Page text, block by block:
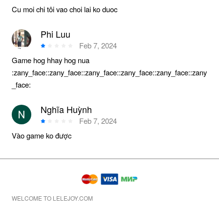
Cu moi chi tôi vao choi lai ko duoc
Phi Luu
Feb 7, 2024
Game hog hhay hog nua
:zany_face::zany_face::zany_face::zany_face::zany_face::zany
_face:
Nghĩa Huỳnh
Feb 7, 2024
Vào game ko được
WELCOME TO LELEJOY.COM